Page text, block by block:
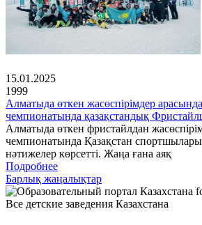
15.01.2025
1999
Алматыда өткен жасөспірімдер
чемпионатында қазақстандық
Алматыда өткен фристайлдан
чемпионатында Қазақстан спортшылары
нәтижелер көрсетті. Жаңа ғана аяқ
Подробнее
Барлық жаңалықтар
Все детские заведения Казахстана